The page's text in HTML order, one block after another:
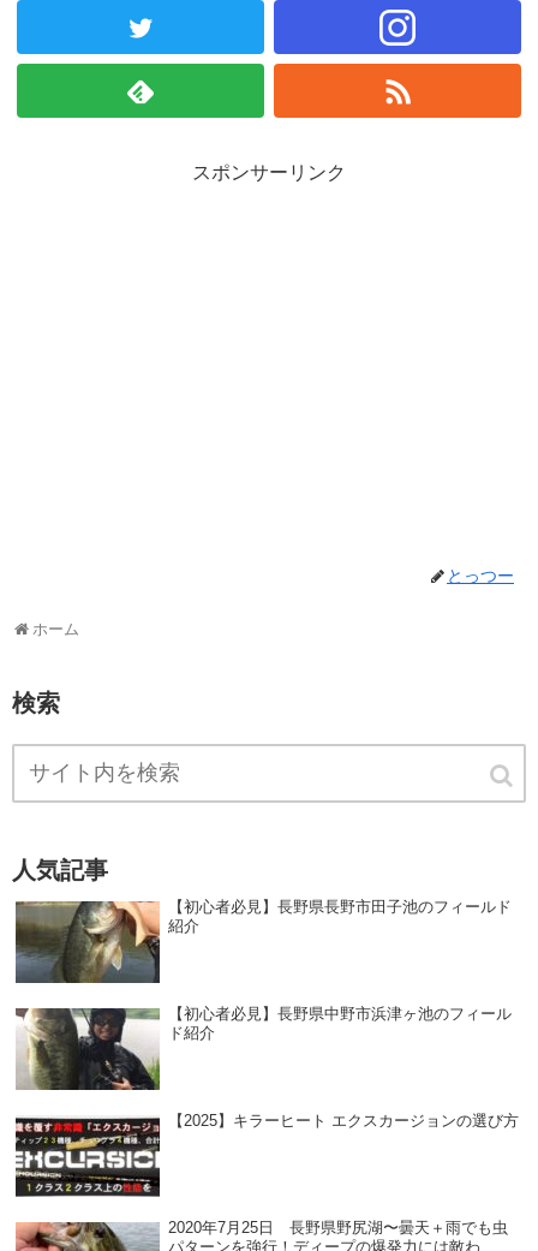
スポンサーリンク
とっつー
ホーム
検索
人気記事
【初心者必見】長野県長野市田子池のフィールド
紹介
【初心者必見】長野県中野市浜津ヶ池のフィール
ド紹介
【2025】キラーヒート エクスカージョンの選び方
2020年7月25日 長野県野尻湖〜曇天＋雨でも虫
パターンを強行！ディープの爆発力には敵わ